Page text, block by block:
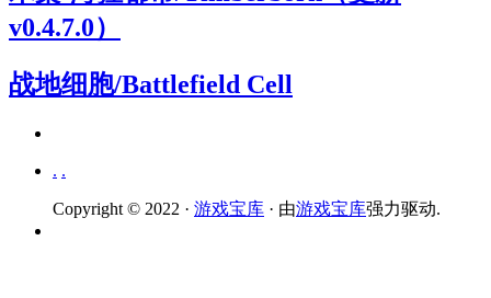
v0.4.7.0）
战地细胞/Battlefield Cell
. .
Copyright © 2022 · 游戏宝库 · 由游戏宝库强力驱动.